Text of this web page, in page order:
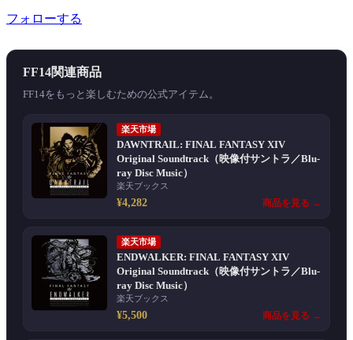
フォローする
FF14関連商品
FF14をもっと楽しむための公式アイテム。
楽天市場
DAWNTRAIL: FINAL FANTASY XIV
Original Soundtrack（映像付サントラ／Blu-
ray Disc Music）
楽天ブックス
¥4,282 商品を見る →
楽天市場
ENDWALKER: FINAL FANTASY XIV
Original Soundtrack（映像付サントラ／Blu-
ray Disc Music）
楽天ブックス
¥5,500 商品を見る →